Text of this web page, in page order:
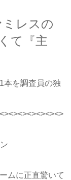
ミレスの
て『主
本を調査員の独
ムに正直驚いて